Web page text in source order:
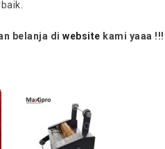
belanja diwebsite kami yaaa !!!